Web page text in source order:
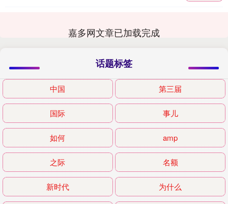
嘉多网文章已加载完成
话题标签
中国 第三届
国际 事儿
如何 amp
之际 名额
新时代 为什么